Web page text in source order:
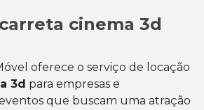
carreta cinema 3d
oferece o serviço de locação
3d para empresas e
que buscam uma atração